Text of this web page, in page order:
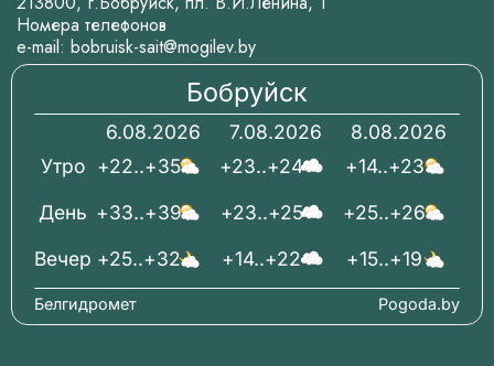
Номера телефонов
e-mail: bobruisk-sait@mogilev.by
Бобруйск
6.08.2026
+22..+35
+33..+39
+25..+32
7.08.2026
+23..+24
+23..+25
+14..+22
8.08.2026
+14..+23
+25..+26
+15..+19
Вечер
День
Утро
Pogoda.by
Белгидромет